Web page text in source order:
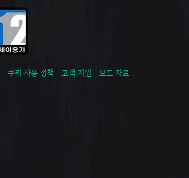
쿠키 사용 정책 고객 지원
보도 자료